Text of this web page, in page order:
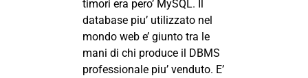
timori era pero’ MySQL. Il
database piu’ utilizzato nel
mondo web e’ giunto tra le
mani di chi produce il DBMS
professionale piu’ venduto. E’